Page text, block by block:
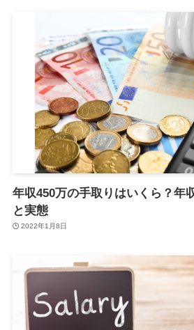
年収450万の手取りはいくら？年
と実態
2022年1月8日